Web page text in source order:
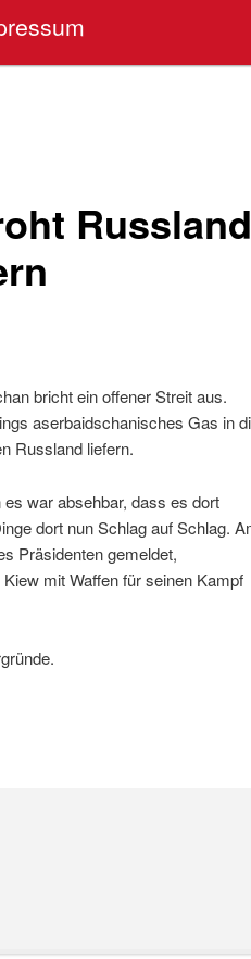
bricht ein offener Streit aus.
aserbaidschanisches Gas in
Russland liefern.
war absehbar, dass es dort
dort nun Schlag auf Schlag.
Präsidenten gemeldet,
mit Waffen für seinen Kampf